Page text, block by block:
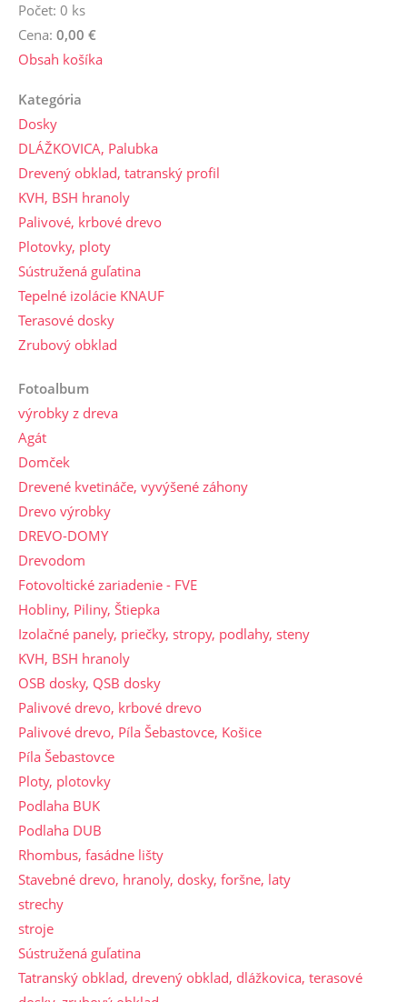
Počet: 0 ks
Cena: 0,00 €
Obsah košíka
Kategória
Dosky
DLÁŽKOVICA, Palubka
Drevený obklad, tatranský profil
KVH, BSH hranoly
Palivové, krbové drevo
Plotovky, ploty
Sústružená guľatina
Tepelné izolácie KNAUF
Terasové dosky
Zrubový obklad
Fotoalbum
výrobky z dreva
Agát
Domček
Drevené kvetináče, vyvýšené záhony
Drevo výrobky
DREVO-DOMY
Drevodom
Fotovoltické zariadenie - FVE
Hobliny, Piliny, Štiepka
Izolačné panely, priečky, stropy, podlahy, steny
KVH, BSH hranoly
OSB dosky, QSB dosky
Palivové drevo, krbové drevo
Palivové drevo, Píla Šebastovce, Košice
Píla Šebastovce
Ploty, plotovky
Podlaha BUK
Podlaha DUB
Rhombus, fasádne lišty
Stavebné drevo, hranoly, dosky, foršne, laty
strechy
stroje
Sústružená guľatina
Tatranský obklad, drevený obklad, dlážkovica, terasové